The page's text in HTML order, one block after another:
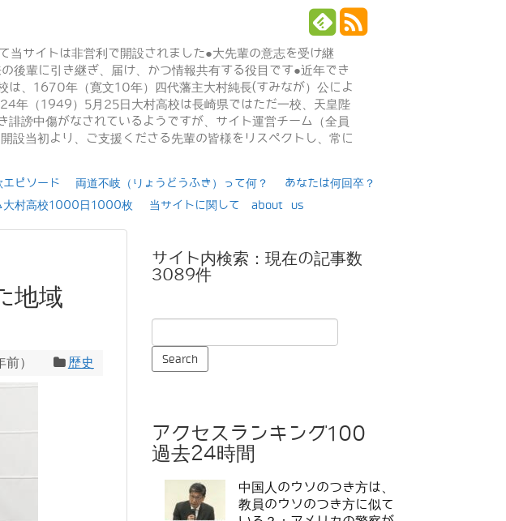
サイトは非営利で開設されました●大先輩の意志を受け継
後輩に引き継ぎ、届け、かつ情報共有する役目です●近年でき
は、1670年（寛文10年）四代藩主大村純長(すみなが）公によ
年（1949）5月25日大村高校は長崎県ではただ一校、天皇陛
謗中傷がなされているようですが、サイト運営チーム（全員
設当初より、ご支援くださる先輩の皆様をリスペクトし、常に
エピソード 両道不岐（りょうどうふき）って何？
あなたは何回卒？
大村高校1000日1000枚 当サイトに関して about us
地域
前） 歴史
サイト内検索：現在の記事数
3089件
アクセスランキング100
過去24時間
中国人のウソのつき方は、
教員のウソのつき方に似て